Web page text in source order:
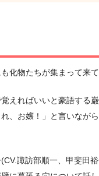
化物たちが集まって来て
えればいいと豪語する
、お嬢！」と言いなが
諏訪部順一、甲斐田